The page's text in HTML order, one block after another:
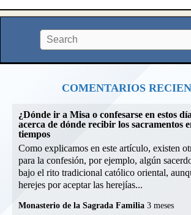
COMENTARIOS
¿Dónde ir a Misa o confesarse en estos
acerca de dónde recibir los sacramentos
tiempos
Como explicamos en este artículo, existen
para la confesión, por ejemplo, algún
bajo el rito tradicional católico oriental,
herejes por aceptar las herejías...
Monasterio de la Sagrada Familia 3 meses